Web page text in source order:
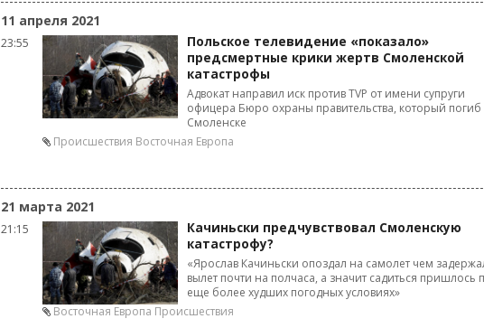
11 апреля 2021
23:55
Польское телевидение «показало»
предсмертные крики жертв Смоленской
катастрофы
Адвокат направил иск против TVP от имени супруги
офицера Бюро охраны правительства, который погиб
Смоленске
Происшествия Восточная Европа
21 марта 2021
21:15
Качиньски предчувствовал Смоленскую
катастрофу?
«Ярослав Качиньски опоздал на самолет чем
вылет почти на полчаса, а значит садиться пришлось
еще более худших погодных условиях»
Восточная Европа Происшествия